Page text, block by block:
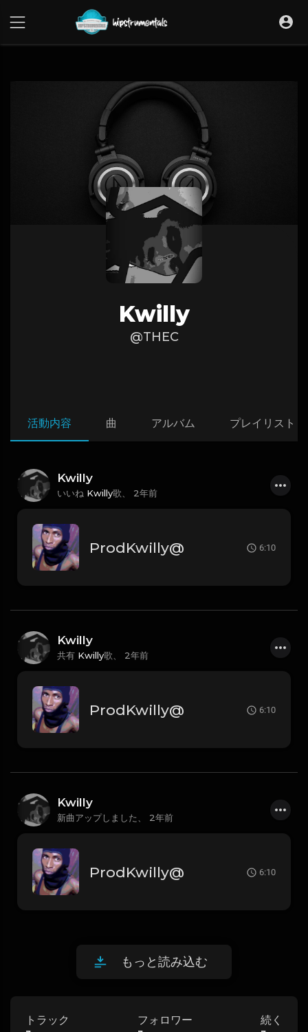
Kwilly
@THEC
活動内容 曲 アルバム プレイリスト
Kwilly
いいね Kwilly歌、 2年前
ProdKwilly@ 6:10
Kwilly
共有 Kwilly歌、 2年前
ProdKwilly@ 6:10
Kwilly
新曲アップしました、 2年前
ProdKwilly@ 6:10
もっと読み込む
トラック フォロワー 続く